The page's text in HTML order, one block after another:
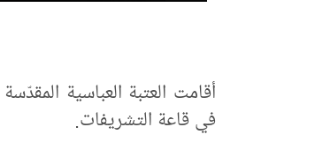
أقامت العتبة العباسية
في قاعة التشريفات.